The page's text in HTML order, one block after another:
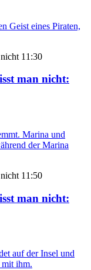
Geist eines Piraten,
11:30
man nicht:
Marina und
der Marina
11:50
man nicht:
auf der Insel und
mit ihm.